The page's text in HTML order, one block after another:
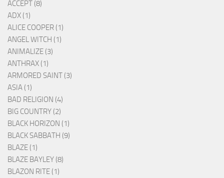
ACCEPT (8)
ADX (1)
ALICE COOPER (1)
ANGEL WITCH (1)
ANIMALIZE (3)
ANTHRAX (1)
ARMORED SAINT (3)
ASIA (1)
BAD RELIGION (4)
BIG COUNTRY (2)
BLACK HORIZON (1)
BLACK SABBATH (9)
BLAZE (1)
BLAZE BAYLEY (8)
BLAZON RITE (1)